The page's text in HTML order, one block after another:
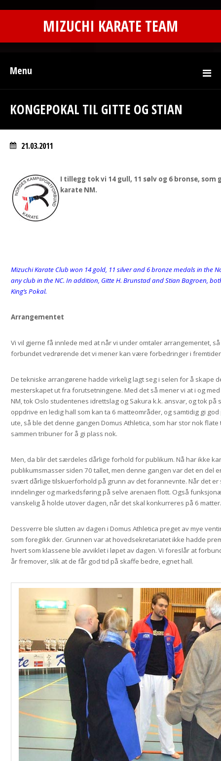
MIZUCHI KARATE TEAM
Menu
KONGEPOKAL TIL GITTE OG STIAN
21.03.2011
I tillegg tok vi 14 gull, 11 sølv og 6 bronse,
karate NM.
Mizuchi Karate Club won 14 gold, 11 silver and 6 bronze medals in the
any club in the NC. In addition, Gitte H. Brunstad and Stian Bagroen,
King’s Pokal.
Arrangementet
Vi vil gjerne få innlede med at når vi under omtaler arrangementet,
forbundet vedrørende det vi mener kan være forbedringer i
De tekniske arrangørene hadde virkelig lagt seg i selen for å skape
mesterskapet ut fra forutsetningene. Med det så mener vi at i og
NM, tok Oslo studentenes idrettslag og Sakura k.k. ansvar, og tok
oppdrive en ledig hall som kan ta 6 matteområder, og samtidig gi
ute, så ble det denne gangen Domus Athletica, som har stor nok
sammen tribuner for å gi plass nok.
Men, da blir det særdeles dårlige forhold for publikum. Nå har ikke
publikumsmasser siden 70 tallet, men denne gangen var det en del
svært dårlige tilskuerforhold på grunn av det forannevnte. Når det
inndelinger og markedsføring på selve arenaen flott. Også
vanskelig å holde utover dagen, når det skal konkurreres på 6 matter.
Dessverre ble slutten av dagen i Domus Athletica preget av mye
som foregikk der. Grunnen var at hovedsekretariatet ikke hadde
hvert som klassene ble avviklet i løpet av dagen. Vi foreslår at
år fremover, slik at de får god tid på skaffe bedre, egnet hall.